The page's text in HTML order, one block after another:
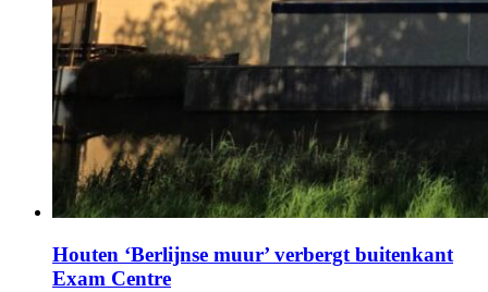
Houten ‘Berlijnse muur’ verbergt buitenkant
Exam Centre